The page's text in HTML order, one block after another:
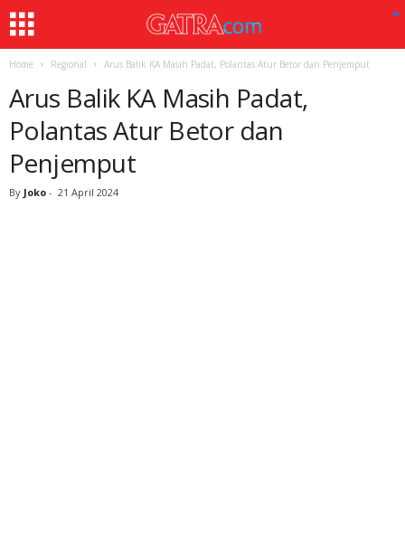
Home Regional Arus Balik KA Masih Padat, Polantas Atur Betor dan Penjemput
Arus Balik KA Masih Padat,
Polantas Atur Betor dan
Penjemput
By Joko - 21 April 2024